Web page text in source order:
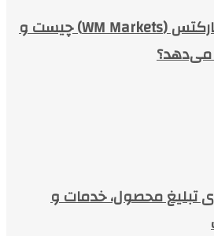
بروکر دبلیو ام مارکتس (WM Markets) چیست و
می‌دهد؟
تبلیغ محصول، خدمات و